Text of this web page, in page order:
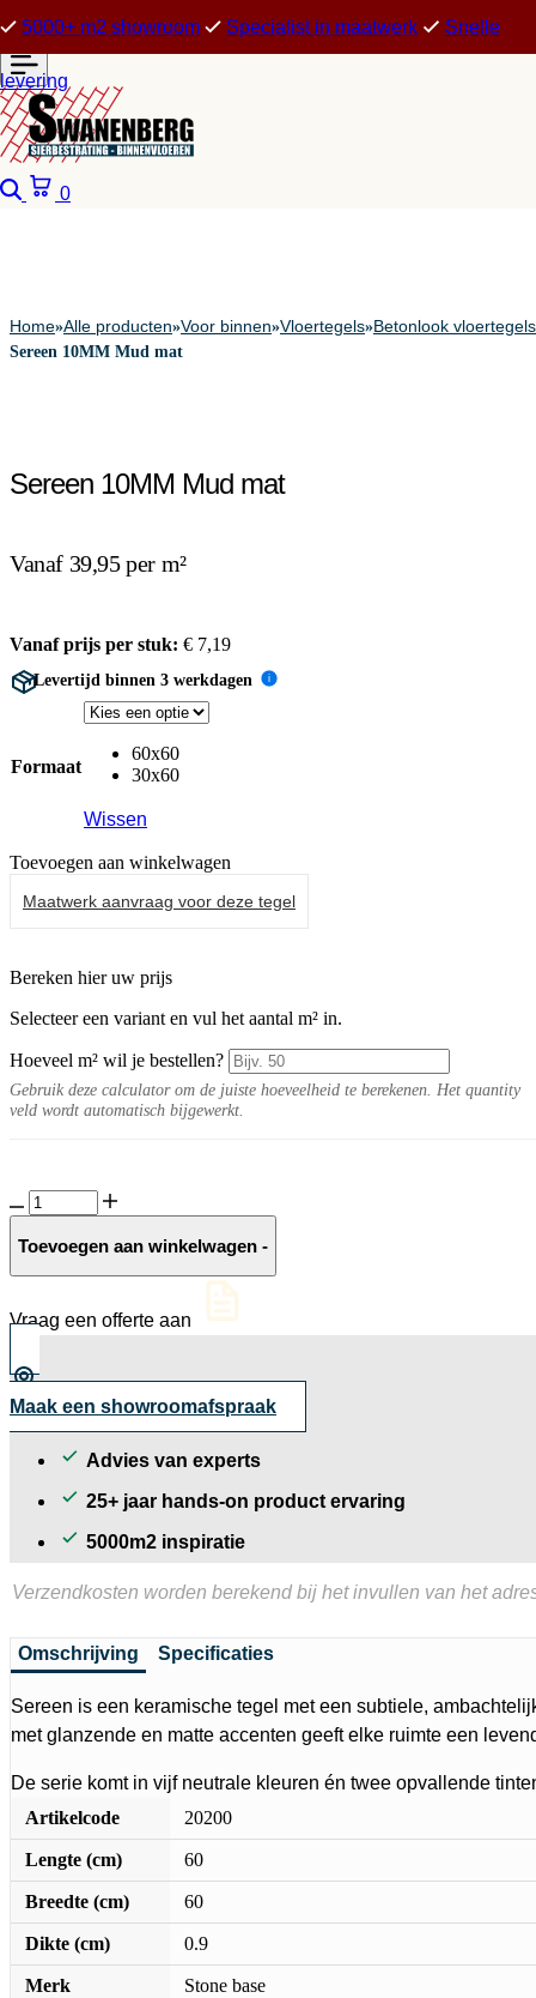
5000+ m2 showroom Specialist in maatwerk Snelle
levering
Zoeken
0
Home»Alle producten»Voor binnen»Vloertegels»Betonlook vloertegels
Sereen 10MM Mud mat
Sereen 10MM Mud mat
Vanaf 39,95 per m²
Vanaf prijs per stuk: € 7,19
Levertijd binnen 3 werkdagen i
Formaat
60x60
30x60
Wissen
Toevoegen aan winkelwagen
Maatwerk aanvraag voor deze tegel
Bereken hier uw prijs
Selecteer een variant en vul het aantal m² in.
Hoeveel m² wil je bestellen?
Gebruik deze calculator om de juiste hoeveelheid te berekenen. Het quantity
veld wordt automatisch bijgewerkt.
Sereen
10MM
Mud
Toevoegen aan winkelwagen -
Vraag een offerte aan
Maak een showroomafspraak
Advies van experts
25+ jaar hands-on product ervaring
5000m2 inspiratie
Verzendkosten worden berekend bij het invullen van het
Omschrijving Specificaties
Sereen is een keramische tegel met een subtiele,
met glanzende en matte accenten geeft elke ruimte een
De serie komt in vijf neutrale kleuren én twee opvallende
Artikelcode
20200
Lengte (cm) 60
Breedte (cm) 60
Dikte (cm) 0.9
Merk Stone base